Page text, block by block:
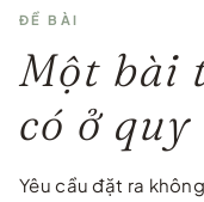
ĐỀ BÀI
Một bài
có ở
Yêu cầu đặt ra